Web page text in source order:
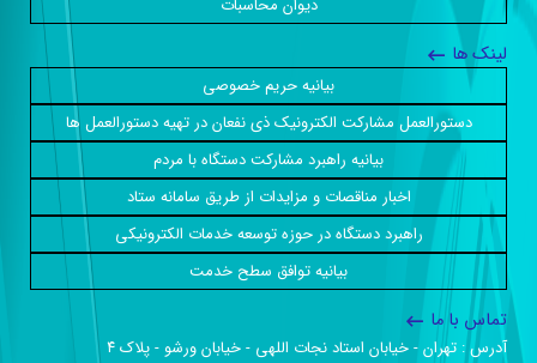
دیوان محاسبات
لینک ها
بیانیه حریم خصوصی
دستورالعمل مشارکت الکترونیک ذی نفعان در تهیه دستورالعمل ها
بیانیه راهبرد مشارکت دستگاه با مردم
اخبار مناقصات و مزایدات از طریق سامانه ستاد
راهبرد دستگاه در حوزه توسعه خدمات الکترونیکی
بیانیه توافق سطح خدمت
تماس با ما
آدرس :‌ تهران - خیابان استاد نجات اللهی - خیابان ورشو - پلاک ۴